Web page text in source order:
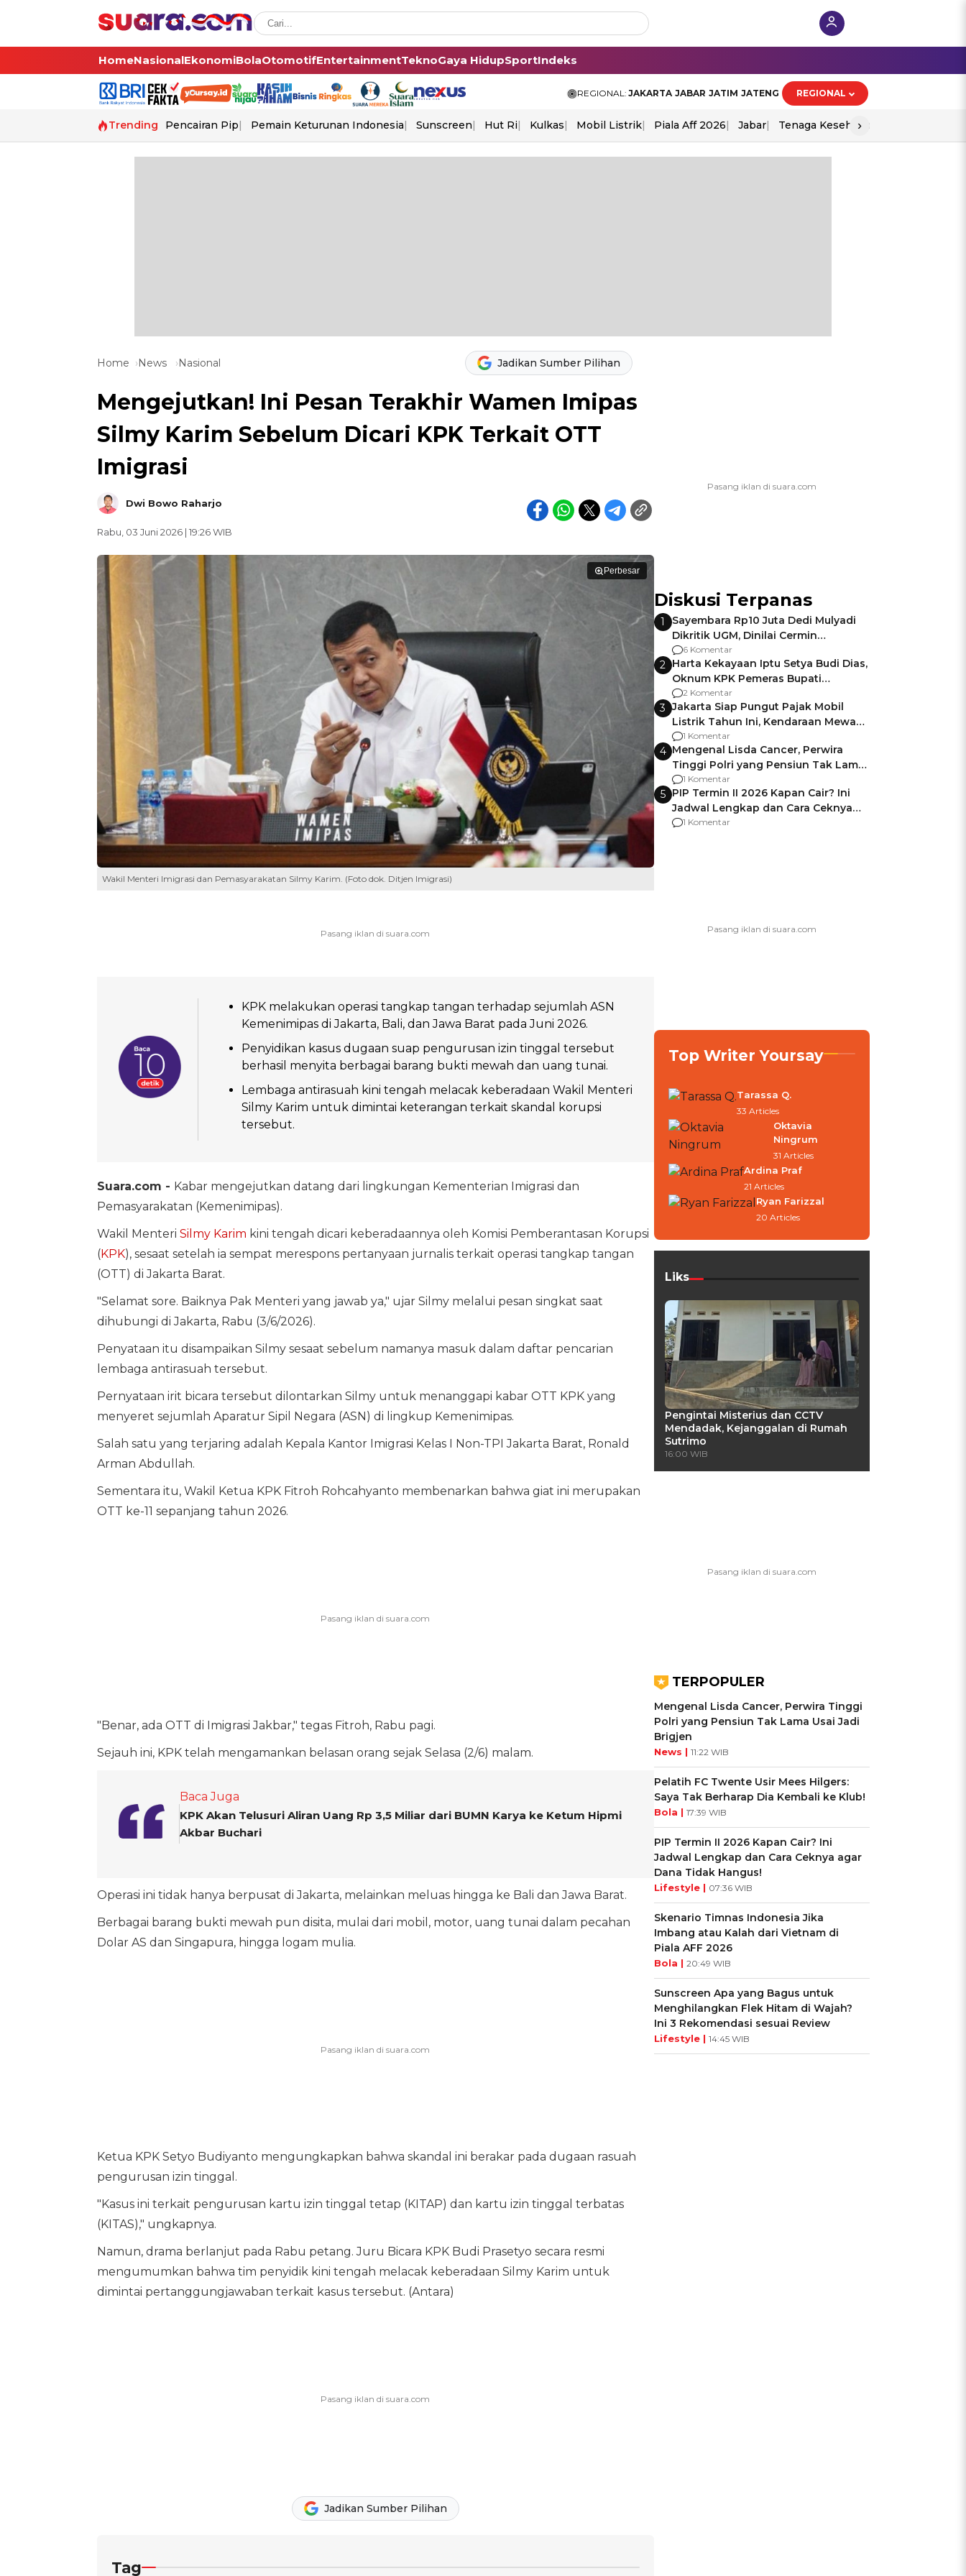
HomeNasionalEkonomiBolaOtomotifEntertainmentTeknoGaya HidupSportIndeks
REGIONAL: JAKARTA JABAR JATIM JATENG REGIONAL
Trending Pencairan Pip Pemain Keturunan Indonesia Sunscreen Hut Ri Kulkas Mobil Listrik Piala Aff 2026 Jabar Tenaga Kesehatan
›
Home News Nasional Jadikan Sumber Pilihan
Mengejutkan! Ini Pesan Terakhir Wamen Imipas
Silmy Karim Sebelum Dicari KPK Terkait OTT
Imigrasi
Dwi Bowo Raharjo
Rabu, 03 Juni 2026 | 19:26 WIB
Perbesar
Wakil Menteri Imigrasi dan Pemasyarakatan Silmy Karim. (Foto dok. Ditjen Imigrasi)
KPK melakukan operasi tangkap tangan terhadap sejumlah ASN
Kemenimipas di Jakarta, Bali, dan Jawa Barat pada Juni 2026.
Penyidikan kasus dugaan suap pengurusan izin tinggal tersebut
berhasil menyita berbagai barang bukti mewah dan uang tunai.
Lembaga antirasuah kini tengah melacak keberadaan Wakil Menteri
Silmy Karim untuk dimintai keterangan terkait skandal korupsi
tersebut.
Suara.com - Kabar mengejutkan datang dari lingkungan Kementerian Imigrasi dan
Pemasyarakatan (Kemenimipas).
Wakil Menteri Silmy Karim kini tengah dicari keberadaannya oleh Komisi Pemberantasan Korupsi
(KPK), sesaat setelah ia sempat merespons pertanyaan jurnalis terkait operasi tangkap tangan
(OTT) di Jakarta Barat.
"Selamat sore. Baiknya Pak Menteri yang jawab ya," ujar Silmy melalui pesan singkat saat
dihubungi di Jakarta, Rabu (3/6/2026).
Penyataan itu disampaikan Silmy sesaat sebelum namanya masuk dalam daftar pencarian
lembaga antirasuah tersebut.
Pernyataan irit bicara tersebut dilontarkan Silmy untuk menanggapi kabar OTT KPK yang
menyeret sejumlah Aparatur Sipil Negara (ASN) di lingkup Kemenimipas.
Salah satu yang terjaring adalah Kepala Kantor Imigrasi Kelas I Non-TPI Jakarta Barat, Ronald
Arman Abdullah.
Sementara itu, Wakil Ketua KPK Fitroh Rohcahyanto membenarkan bahwa giat ini merupakan
OTT ke-11 sepanjang tahun 2026.
"Benar, ada OTT di Imigrasi Jakbar," tegas Fitroh, Rabu pagi.
Sejauh ini, KPK telah mengamankan belasan orang sejak Selasa (2/6) malam.
Baca Juga
KPK Akan Telusuri Aliran Uang Rp 3,5 Miliar dari BUMN Karya ke Ketum Hipmi
Akbar Buchari
Operasi ini tidak hanya berpusat di Jakarta, melainkan meluas hingga ke Bali dan Jawa Barat.
Berbagai barang bukti mewah pun disita, mulai dari mobil, motor, uang tunai dalam pecahan
Dolar AS dan Singapura, hingga logam mulia.
Ketua KPK Setyo Budiyanto mengungkapkan bahwa skandal ini berakar pada dugaan rasuah
pengurusan izin tinggal.
"Kasus ini terkait pengurusan kartu izin tinggal tetap (KITAP) dan kartu izin tinggal terbatas
(KITAS)," ungkapnya.
Namun, drama berlanjut pada Rabu petang. Juru Bicara KPK Budi Prasetyo secara resmi
mengumumkan bahwa tim penyidik kini tengah melacak keberadaan Silmy Karim untuk
dimintai pertanggungjawaban terkait kasus tersebut. (Antara)
Jadikan Sumber Pilihan
Tag
Diskusi Terpanas
1
Sayembara Rp10 Juta Dedi Mulyadi
Dikritik UGM, Dinilai Cermin
Gagalnya Negara Jamin Keamanan
6 Komentar
2 Harta Kekayaan Iptu Setya Budi Dias,
Oknum KPK Pemeras Bupati
Pemalang
2 Komentar
3 Jakarta Siap Pungut Pajak Mobil
Listrik Tahun Ini, Kendaraan Mewah
Kena hingga 75% PKB
1 Komentar
4 Mengenal Lisda Cancer, Perwira
Tinggi Polri yang Pensiun Tak Lama
Usai Jadi Brigjen
1 Komentar
5 PIP Termin II 2026 Kapan Cair? Ini
Jadwal Lengkap dan Cara Ceknya
agar Dana Tidak Hangus!
1 Komentar
Top Writer Yoursay
Tarassa Q.
33 Articles
Oktavia
Ningrum
31 Articles
Ardina Praf
21 Articles
Ryan Farizzal
20 Articles
Liks
Pengintai Misterius dan CCTV
Mendadak, Kejanggalan di Rumah
Sutrimo
16:00 WIB
TERPOPULER
Mengenal Lisda Cancer, Perwira Tinggi
Polri yang Pensiun Tak Lama Usai Jadi
Brigjen
News | 11:22 WIB
Pelatih FC Twente Usir Mees Hilgers:
Saya Tak Berharap Dia Kembali ke Klub!
Bola | 17:39 WIB
PIP Termin II 2026 Kapan Cair? Ini
Jadwal Lengkap dan Cara Ceknya agar
Dana Tidak Hangus!
Lifestyle | 07:36 WIB
Skenario Timnas Indonesia Jika
Imbang atau Kalah dari Vietnam di
Piala AFF 2026
Bola | 20:49 WIB
Sunscreen Apa yang Bagus untuk
Menghilangkan Flek Hitam di Wajah?
Ini 3 Rekomendasi sesuai Review
Lifestyle | 14:45 WIB